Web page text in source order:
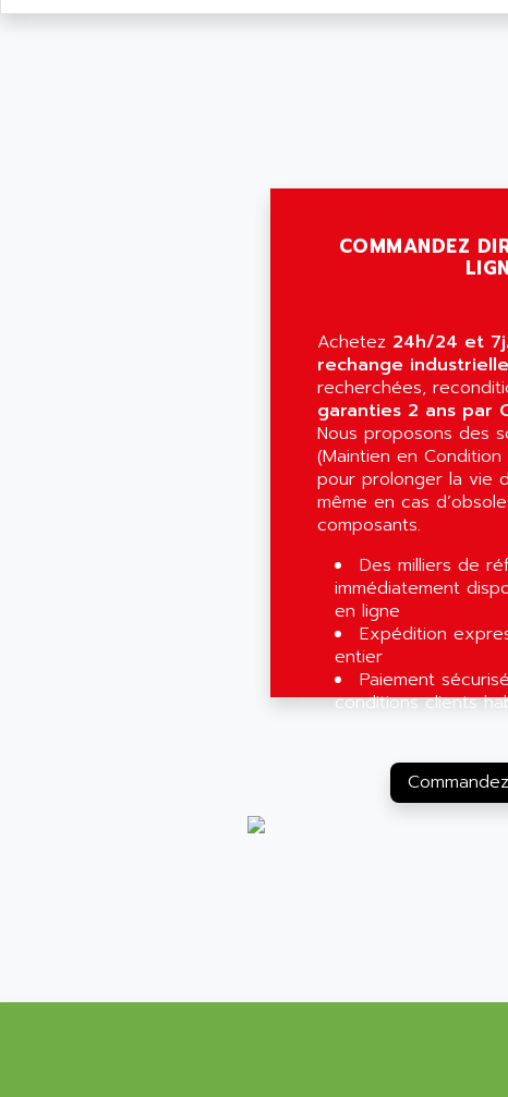
COMMANDEZ
Achetez 24h/24 et
rechange
recherchées,
garanties 2 ans par
Nous proposons des
(Maintien en
pour prolonger la vie
même en cas
composants.
Des milliers de
immédiatement
en ligne
Expédition
entier
Paiement
conditions clients